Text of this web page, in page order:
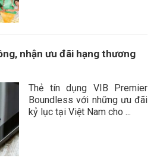
nhận ưu đãi hạng thương
Thẻ tín dụng VIB Premier
Boundless với những ưu đãi
kỷ lục tại Việt Nam cho ...